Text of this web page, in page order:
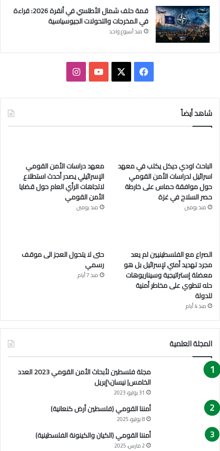
ن
م
ش
ق
ي
ا
ز
ع
و
م
ة
و
ر
ث
ا
ل
ا
س
ع
ا
ر
ي
ا
ا
س
ت
ي
ط
قمة حلف شمال الأطلسي في أنقرة 2026: قراءة
في المخرجات والتحولات الجيوسياسية
منذ أسبوع واحد
ب
ك
u
u
b
e
ت
ر
ا
شاهد أيضاً
الباحث اودي ديكل يكتب في معهد
اسرائيل لدراسات الأمن القومي
حول موافقة حماس على خارطة
حصر السلاح في غزة
منذ يومين
معهد دراسات الأمن القومي
الإسرائيلي يصدر أحدث استطلاع
لاتجاهات الرأي العام حول قضايا
الأمن القومي
منذ يومين
الصراع مع الفلسطينيين لم يعد
مجرد تهديد أمني لإسرائيل بل هو
معضلة إستراتيجية وسيناريوهات
حله تنطوي على مخاطر أمنية
للدولة
منذ 4 أيام
حتى لا يتحول العجز الى موقف
رسمي
منذ 7 أيام
المجلة العلمية
مجلة فلسطين لأبحاث الأمن القومي 2023 العدد
الخامس| نيسان\إبريل
31 يوليو، 2023
أمننا القومي (فلسطين أرض كنعانية)
8 يوليو، 2025
أمننا القومي (الكيان والكينونة الفلسطينية)
2 مارس، 2025